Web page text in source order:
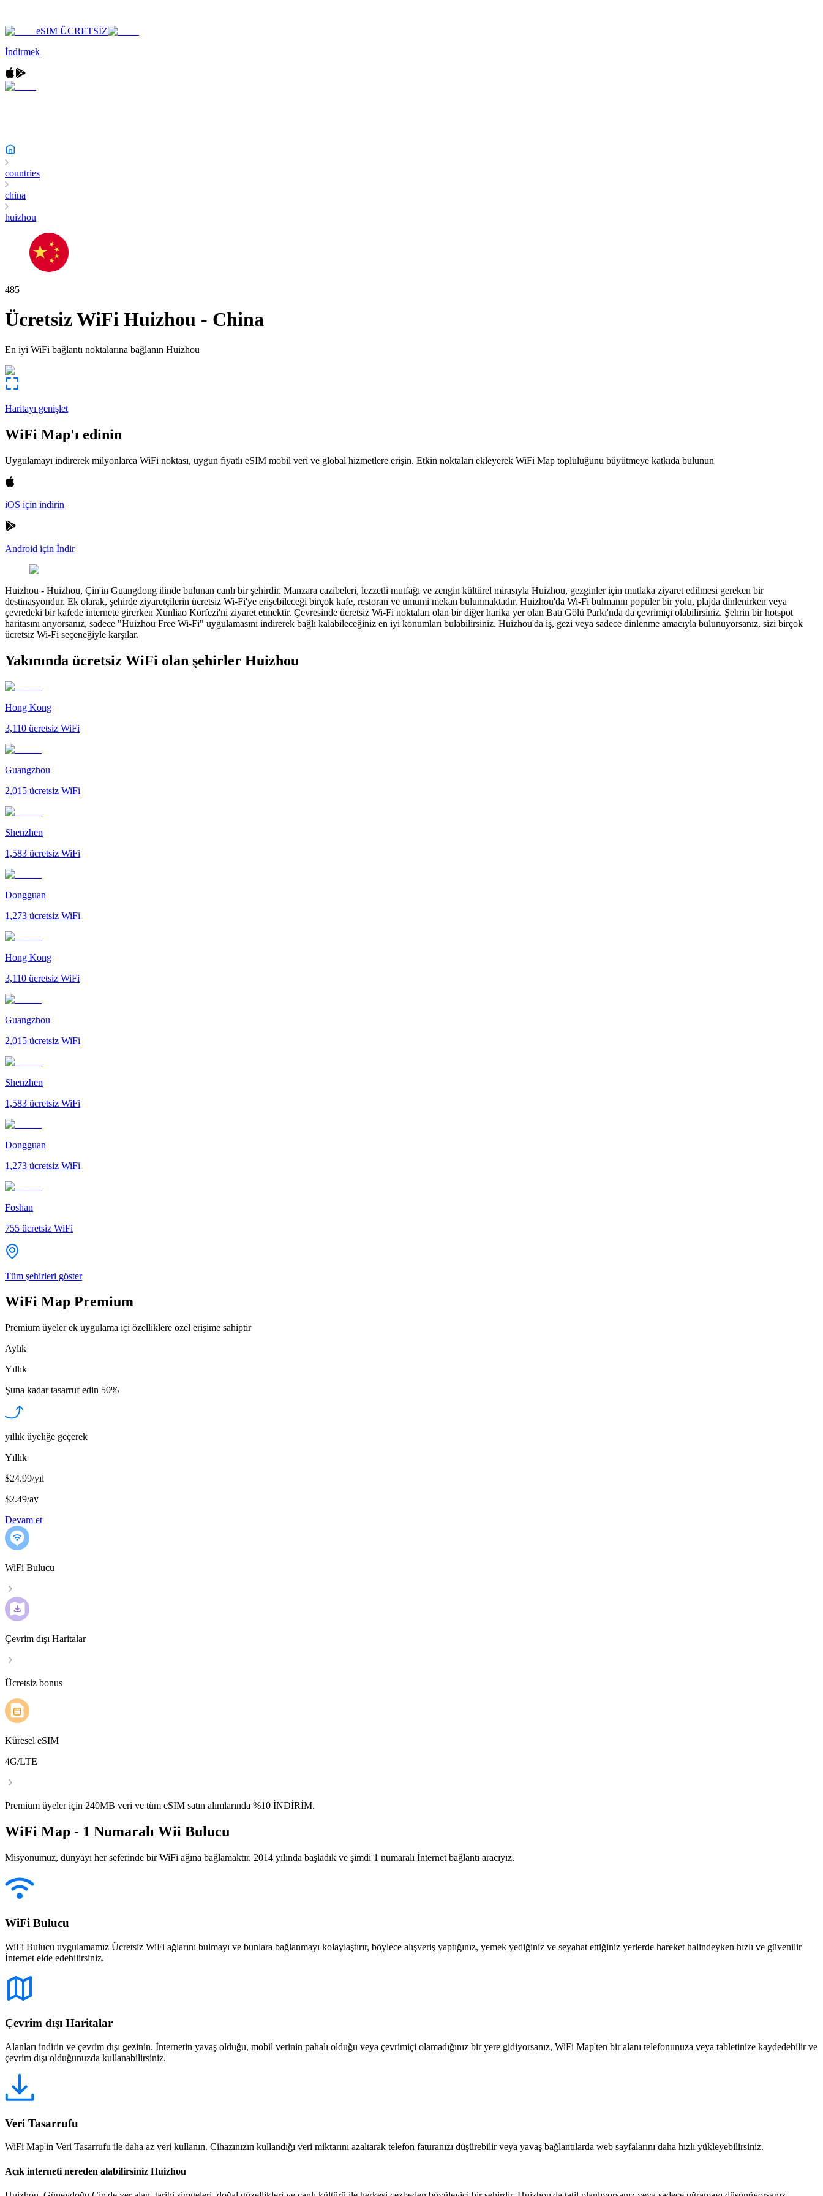
eSIM ÜCRETSİZ
İndirmek
countries
china
huizhou
485
Ücretsiz WiFi Huizhou - China
En iyi WiFi bağlantı noktalarına bağlanın Huizhou
Haritayı genişlet
WiFi Map'ı edinin
Uygulamayı indirerek milyonlarca WiFi noktası, uygun fiyatlı eSIM mobil veri ve global hizmetlere erişin. Etkin noktaları ekleyerek WiFi Map topluluğunu büyütmeye katkıda bulunun
iOS için indirin
Android için İndir
Huizhou - Huizhou, Çin'in Guangdong ilinde bulunan canlı bir şehirdir. Manzara cazibeleri, lezzetli mutfağı ve zengin kültürel mirasıyla Huizhou, gezginler için mutlaka ziyaret edilmesi gereken bir
destinasyondur. Ek olarak, şehirde ziyaretçilerin ücretsiz Wi-Fi'ye erişebileceği birçok kafe, restoran ve umumi mekan bulunmaktadır. Huizhou'da Wi-Fi bulmanın popüler bir yolu, plajda dinlenirken veya
çevredeki bir kafede internete girerken Xunliao Körfezi'ni ziyaret etmektir. Çevresinde ücretsiz Wi-Fi noktaları olan bir diğer harika yer olan Batı Gölü Parkı'nda da çevrimiçi olabilirsiniz. Şehrin bir hotspot
haritasını arıyorsanız, sadece "Huizhou Free Wi-Fi" uygulamasını indirerek bağlı kalabileceğiniz en iyi konumları bulabilirsiniz. Huizhou'da iş, gezi veya sadece dinlenme amacıyla bulunuyorsanız, sizi birçok
ücretsiz Wi-Fi seçeneğiyle karşılar.
Yakınında ücretsiz WiFi olan şehirler Huizhou
Hong Kong
3,110 ücretsiz WiFi
Guangzhou
2,015 ücretsiz WiFi
Shenzhen
1,583 ücretsiz WiFi
Dongguan
1,273 ücretsiz WiFi
Hong Kong
3,110 ücretsiz WiFi
Guangzhou
2,015 ücretsiz WiFi
Shenzhen
1,583 ücretsiz WiFi
Dongguan
1,273 ücretsiz WiFi
Foshan
755 ücretsiz WiFi
Tüm şehirleri göster
WiFi Map Premium
Premium üyeler ek uygulama içi özelliklere özel erişime sahiptir
Aylık
Yıllık
Şuna kadar tasarruf edin 50%
yıllık üyeliğe geçerek
Yıllık
$24.99/yıl
$2.49/ay
Devam et
WiFi Bulucu
Çevrim dışı Haritalar
Ücretsiz bonus
Küresel eSIM
4G/LTE
Premium üyeler için 240MB veri ve tüm eSIM satın alımlarında %10 İNDİRİM.
WiFi Map - 1 Numaralı Wii Bulucu
Misyonumuz, dünyayı her seferinde bir WiFi ağına bağlamaktır. 2014 yılında başladık ve şimdi 1 numaralı İnternet bağlantı aracıyız.
WiFi Bulucu
WiFi Bulucu uygulamamız Ücretsiz WiFi ağlarını bulmayı ve bunlara bağlanmayı kolaylaştırır, böylece alışveriş yaptığınız, yemek yediğiniz ve seyahat ettiğiniz yerlerde hareket halindeyken hızlı ve güvenilir
İnternet elde edebilirsiniz.
Çevrim dışı Haritalar
Alanları indirin ve çevrim dışı gezinin. İnternetin yavaş olduğu, mobil verinin pahalı olduğu veya çevrimiçi olamadığınız bir yere gidiyorsanız, WiFi Map'ten bir alanı telefonunuza veya tabletinize kaydedebilir ve
çevrim dışı olduğunuzda kullanabilirsiniz.
Veri Tasarrufu
WiFi Map'in Veri Tasarrufu ile daha az veri kullanın. Cihazınızın kullandığı veri miktarını azaltarak telefon faturanızı düşürebilir veya yavaş bağlantılarda web sayfalarını daha hızlı yükleyebilirsiniz.
Açık interneti nereden alabilirsiniz Huizhou